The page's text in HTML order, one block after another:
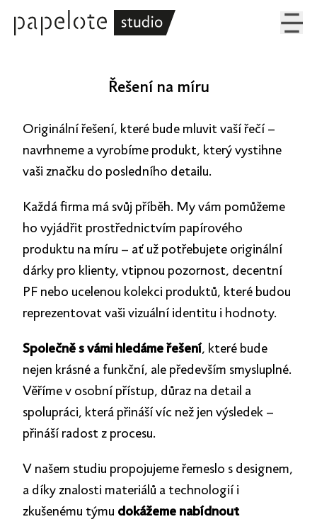
Řešení na míru
Originální řešení, které bude mluvit vaší řečí –
navrhneme a vyrobíme produkt, který vystihne
vaši značku do posledního detailu.
Každá firma má svůj příběh. My vám pomůžeme
ho vyjádřit prostřednictvím papírového
produktu na míru – ať už potřebujete originální
dárky pro klienty, vtipnou pozornost, decentní
PF nebo ucelenou kolekci produktů, které budou
reprezentovat vaši vizuální identitu i hodnoty.
Společně s vámi hledáme řešení, které bude
nejen krásné a funkční, ale především smysluplné.
Věříme v osobní přístup, důraz na detail a
spolupráci, která přináší víc než jen výsledek –
přináší radost z procesu.
V našem studiu propojujeme řemeslo s designem,
a díky znalosti materiálů a technologií i
zkušenému týmu dokážeme nabídnout